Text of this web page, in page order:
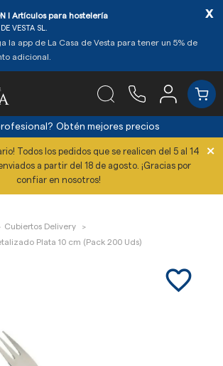
l Artículos para hostelería
VESTA SL.
la app de La Casa de Vesta para tener un 5% de
adicional.
x
Obtén mejores precios
Todos los pedidos que se realicen del 5 al 14
a partir del 18 de agosto. ¡Gracias por
confiar en nosotros!
×
Cubiertos Delivery
Plata 10 cm (Pack 200 Uds)
favorite_border